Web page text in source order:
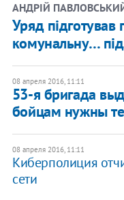
АНДРІЙ
Уряд
комунальну…
08 апреля 2016, 11:11
53-я бригада
бойцам нужны
08 апреля 2016, 11:11
Киберполиция
сети